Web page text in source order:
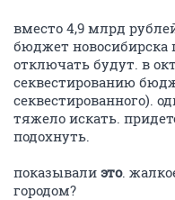
вместо 4,9 млрд
бюджет новосибирска
отключать будут. в
секвестированию
секвестированного).
тяжело искать.
подохнуть.
показывали это.
городом?